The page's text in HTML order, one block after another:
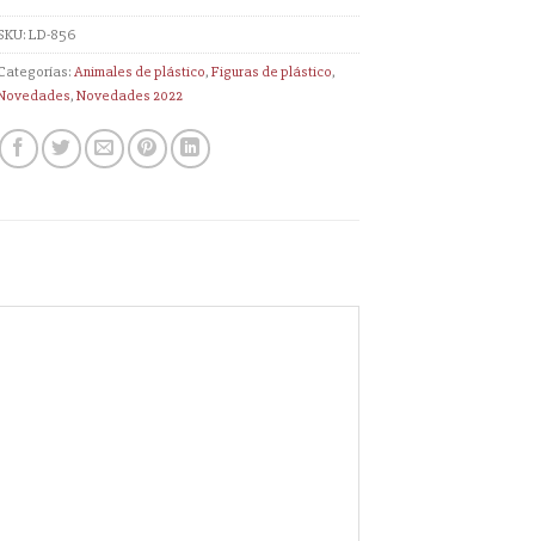
LD-856
Animales de plástico,Figuras de plástico,
,Novedades 2022